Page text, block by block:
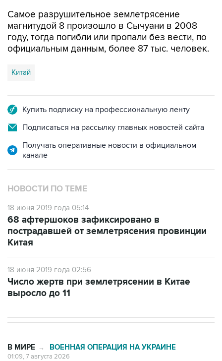
Самое разрушительное землетрясение
магнитудой 8 произошло в Сычуани в 2008
году, тогда погибли или пропали без вести, по
официальным данным, более 87 тыс. человек.
Китай
Купить подписку на профессиональную ленту
Подписаться на рассылку главных новостей сайта
Получать оперативные новости в официальном
канале
НОВОСТИ ПО ТЕМЕ
18 июня 2019 года 05:14
68 афтершоков зафиксировано в
пострадавшей от землетрясения провинции
Китая
18 июня 2019 года 02:56
Число жертв при землетрясении в Китае
выросло до 11
В МИРЕ → ВОЕННАЯ ОПЕРАЦИЯ НА УКРАИНЕ
01:09, 7 августа 2026